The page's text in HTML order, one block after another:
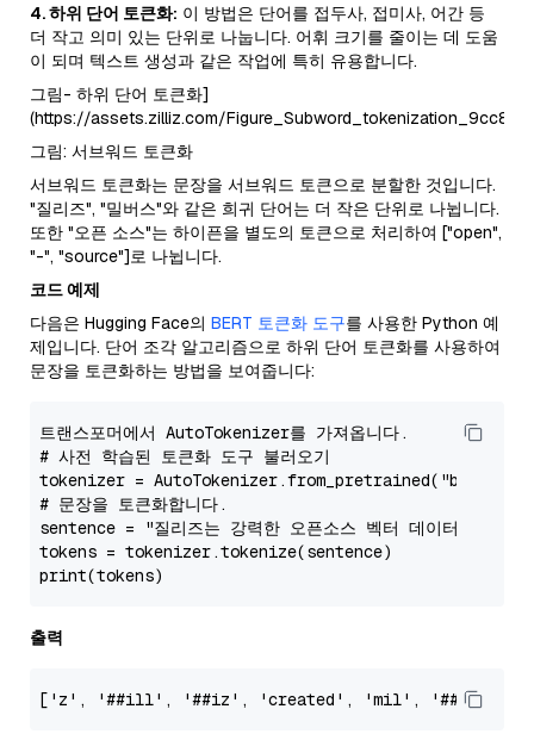
4. 하위 단어 토큰화: 이 방법은 단어를 접두사, 접미사, 어간 등
더 작고 의미 있는 단위로 나눕니다. 어휘 크기를 줄이는 데 도움
이 되며 텍스트 생성과 같은 작업에 특히 유용합니다.
그림- 하위 단어 토큰화]
(https://assets.zilliz.com/
그림: 서브워드 토큰화
서브워드 토큰화는 문장을 서브워드 토큰으로 분할한 것입니다.
"질리즈", "밀버스"와 같은 희귀 단어는 더 작은 단위로 나뉩니다.
또한 "오픈 소스"는 하이픈을 별도의 토큰으로 처리하여 ["open",
"-", "source"]로 나뉩니다.
코드 예제
다음은 Hugging Face의 BERT 토큰화 도구를 사용한 Python 예
제입니다. 단어 조각 알고리즘으로 하위 단어 토큰화를 사용하여
문장을 토큰화하는 방법을 보여줍니다:
# 사전 학습된 토큰화 도구 불러오기
tokenizer = AutoTokenizer.from_pretrained( "bert-
# 문장을 토큰화합니다.
sentence =
"질리즈는 강력한 오픈소스 벡터 데이터베이스
tokens = tokenizer.tokenize(sentence)
출력
[ 'z' , '##ill' , '##iz' , 'created' , 'mil' , '##vus'